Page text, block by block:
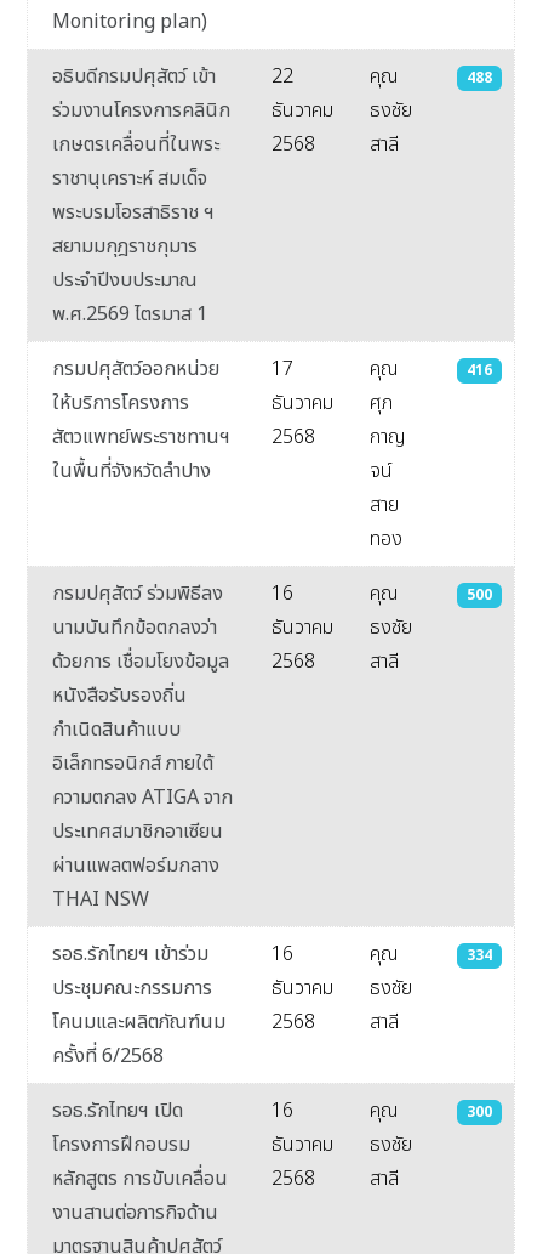
Monitoring plan)
อธิบดีกรมปศุสัตว์ เข้า
ร่วมงานโครงการคลินิก
เกษตรเคลื่อนที่ในพระ
ราชานุเคราะห์ สมเด็จ
พระบรมโอรสาธิราช ฯ
สยามมกุฎราชกุมาร
ประจำปีงบประมาณ
พ.ศ.2569 ไตรมาส 1
22
ธันวาคม
2568
คุณ
ธงชัย
สาลี
488
กรมปศุสัตว์ออกหน่วย
ให้บริการโครงการ
สัตวแพทย์พระราชทานฯ
ในพื้นที่จังหวัดลำปาง
17
ธันวาคม
2568
คุณ
ศุภ
กาญ
จน์
สาย
ทอง
416
กรมปศุสัตว์ ร่วมพิธีลง
นามบันทึกข้อตกลงว่า
ด้วยการ เชื่อมโยงข้อมูล
หนังสือรับรองถิ่น
กำเนิดสินค้าแบบ
อิเล็กทรอนิกส์ ภายใต้
ความตกลง ATIGA จาก
ประเทศสมาชิกอาเซียน
ผ่านแพลตฟอร์มกลาง
THAI NSW
16
ธันวาคม
2568
คุณ
ธงชัย
สาลี
500
รอธ.รักไทยฯ เข้าร่วม
ประชุมคณะกรรมการ
โคนมและผลิตภัณฑ์นม
ครั้งที่ 6/2568
16
ธันวาคม
2568
คุณ
ธงชัย
สาลี
334
รอธ.รักไทยฯ เปิด
โครงการฝึกอบรม
หลักสูตร การขับเคลื่อน
งานสานต่อภารกิจด้าน
มาตรฐานสินค้าปศุสัตว์
16
ธันวาคม
2568
คุณ
ธงชัย
สาลี
300